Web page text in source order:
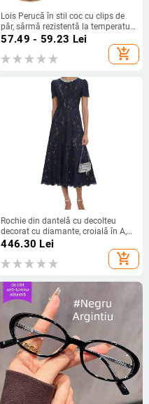
Lois Perucă în stil coc cu clips de
păr, sârmă rezistentă la temperaturi
înalte, opțiuni de clips: clip mic sau
clip mare, nu este compatibilă cu
vopsirea cu vopsea fierbinte
57.49 - 59.23 Lei
add_shopping_cart
Rochie din dantelă cu decolteu
decorat cu diamante, croială în A,
lungă, talie înaltă, mâneci scurte,
446.30 Lei
add_shopping_cart